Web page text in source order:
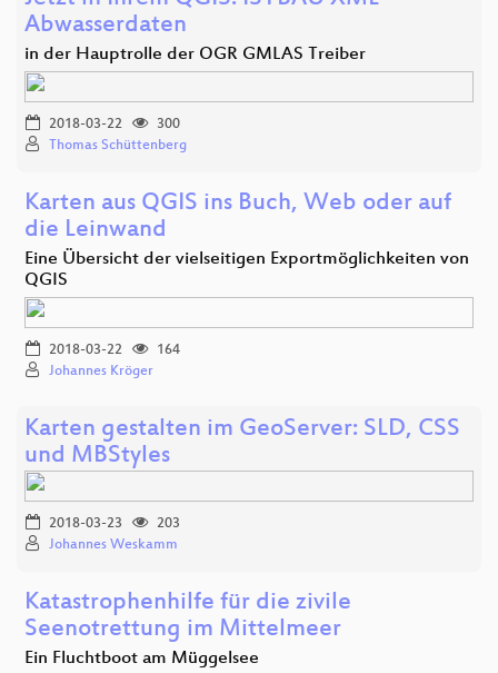
Abwasserdaten
in der Hauptrolle der OGR GMLAS Treiber
2018-03-22
300
Thomas Schüttenberg
Karten aus QGIS ins Buch, Web oder auf
die Leinwand
Eine Übersicht der vielseitigen Exportmöglichkeiten von
QGIS
2018-03-22
164
Johannes Kröger
Karten gestalten im GeoServer: SLD, CSS
und MBStyles
2018-03-23
203
Johannes Weskamm
Katastrophenhilfe für die zivile
Seenotrettung im Mittelmeer
Ein Fluchtboot am Müggelsee